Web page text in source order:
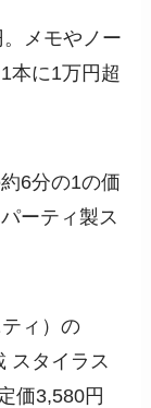
メモやノー
本に1万円超
6分の1の価
ーティ製ス
ィ）の
スタイラス
価3,580円